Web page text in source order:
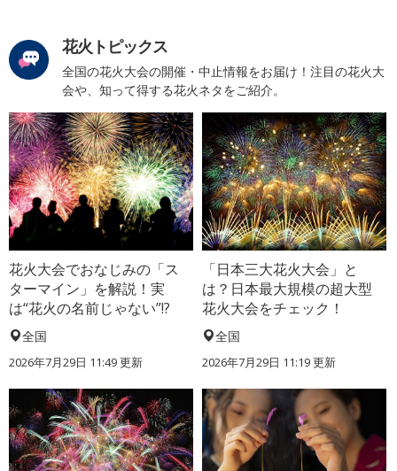
花火トピックス
全国の花火大会の開催・中止情報をお届け！注目の花火大
会や、知って得する花火ネタをご紹介。
花火大会でおなじみの「ス
ターマイン」を解説！実
は“花火の名前じゃない”!?
全国
2026年7月29日 11:49 更新
「日本三大花火大会」と
は？日本最大規模の超大型
花火大会をチェック！
全国
2026年7月29日 11:19 更新